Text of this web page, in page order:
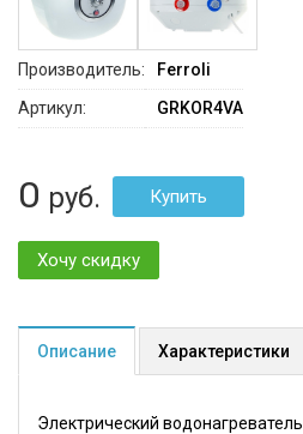
Производитель:
Ferroli
Артикул:
GRKOR4VA
0 руб.
Хочу скидку
Описание Характеристики
Электрический водонагреватель.